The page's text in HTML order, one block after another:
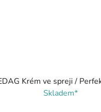
Krém ve spreji /
Skladem*